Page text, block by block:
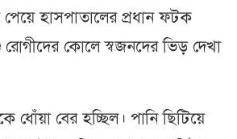
হাসপাতালের প্রধান ফটক
কোলে স্বজনদের ভিড় দেখা
ধোঁয়া বের হচ্ছিল। পানি ছিটিয়ে